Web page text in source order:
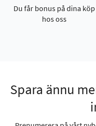
Du får bonus på dina köp
hos oss
Spara ännu